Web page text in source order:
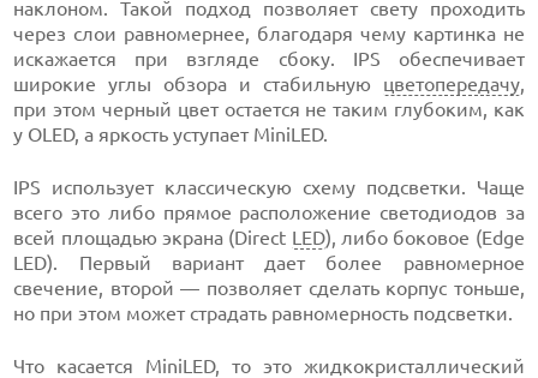
наклоном. Такой подход позволяет свету проходить
через слои равномернее, благодаря чему картинка не
искажается при взгляде сбоку. IPS обеспечивает
широкие углы обзора и стабильную цветопередачу,
при этом черный цвет остается не таким глубоким, как
у OLED, а яркость уступает MiniLED.
IPS использует классическую схему подсветки. Чаще
всего это либо прямое расположение светодиодов за
всей площадью экрана (Direct LED), либо боковое (Edge
LED). Первый вариант дает более равномерное
свечение, второй — позволяет сделать корпус тоньше,
но при этом может страдать равномерность подсветки.
Что касается MiniLED, то это жидкокристаллический